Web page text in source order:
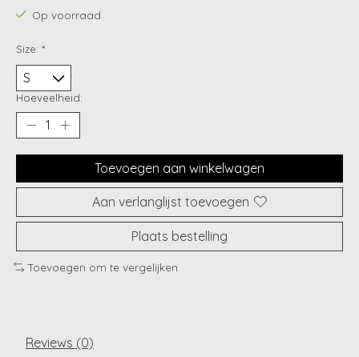
Op voorraad
Size: *
Hoeveelheid:
Toevoegen aan winkelwagen
Aan verlanglijst toevoegen
Plaats bestelling
Toevoegen om te vergelijken
Reviews (0)